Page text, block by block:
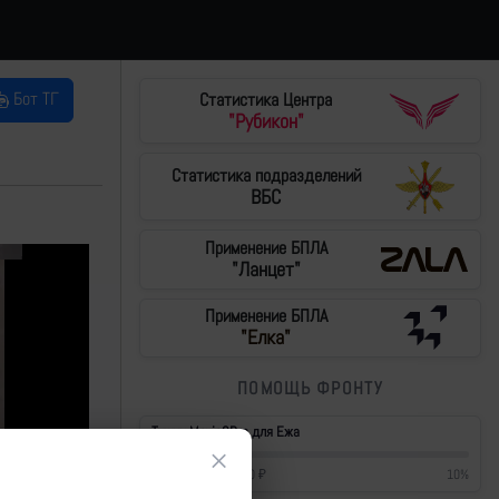
Бот ТГ
Статистика Центра
"Рубикон"
Статистика подразделений
ВБС
Применение БПЛА
"Ланцет"
Применение БПЛА
"Елка"
ПОМОЩЬ ФРОНТУ
Тушки Mavic3Pro для Ежа
430 000 ₽ 10%
×